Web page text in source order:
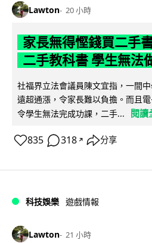
Lawton 20 小時
家長無得慳錢買二手
二手教科書 學生無法
社福界立法會議員陳文宜指，一間
遠超通漲，令家長難以負擔。而且
令學生無法完成功課，二手...
閱讀
835 318 ↗ 分享
科技娛樂 遊戲情報
Lawton 21 小時